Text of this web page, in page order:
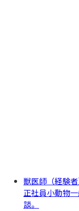
獣医師（経験者
正社員小動物
談。